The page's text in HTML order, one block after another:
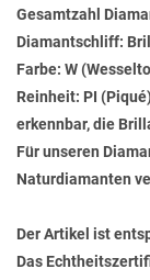
Gesamtzahl
Diamantschliff:
Farbe: W
Reinheit: PI
erkennbar, die
Für unseren
Naturdiamanten
Der Artikel ist
Das